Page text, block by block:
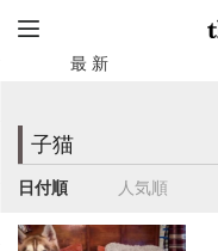
最 新
子猫
日付順 人気順